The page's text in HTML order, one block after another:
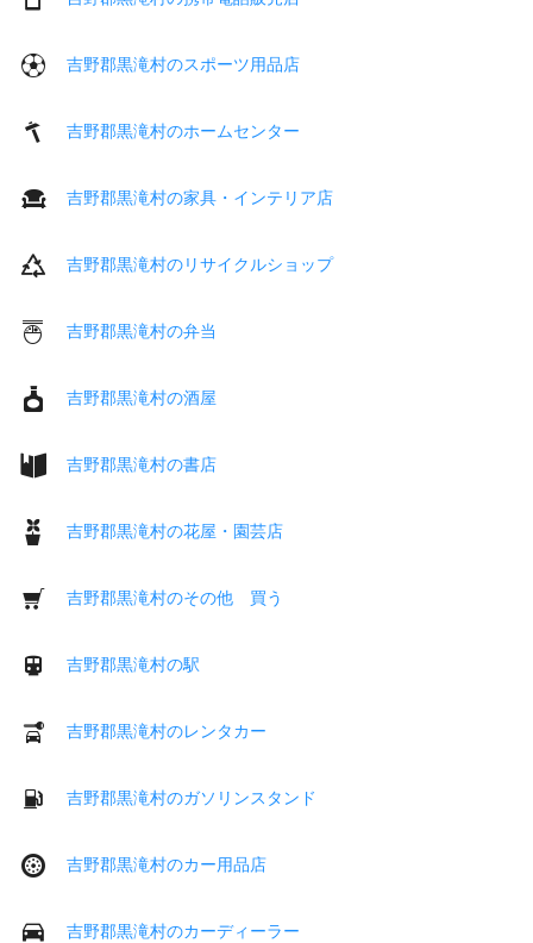
吉野郡黒滝村のスポーツ用品店
吉野郡黒滝村のホームセンター
吉野郡黒滝村の家具・インテリア店
吉野郡黒滝村のリサイクルショップ
吉野郡黒滝村の弁当
吉野郡黒滝村の酒屋
吉野郡黒滝村の書店
吉野郡黒滝村の花屋・園芸店
吉野郡黒滝村のその他 買う
吉野郡黒滝村の駅
吉野郡黒滝村のレンタカー
吉野郡黒滝村のガソリンスタンド
吉野郡黒滝村のカー用品店
吉野郡黒滝村のカーディーラー